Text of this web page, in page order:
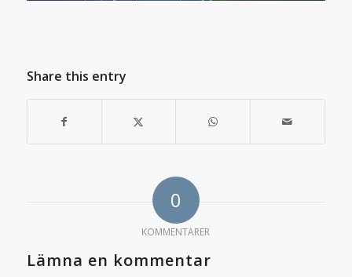
Share this entry
0
KOMMENTARER
Lämna en kommentar